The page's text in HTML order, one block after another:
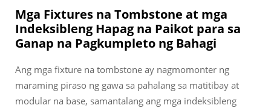
Mga Fixtures na Tombstone at mga
Indeksibleng Hapag na Paikot para sa
Ganap na Pagkumpleto ng Bahagi
Ang mga fixture na tombstone ay nagmomonter ng
maraming piraso ng gawa sa pahalang sa matitibay at
modular na base, samantalang ang mga indeksibleng